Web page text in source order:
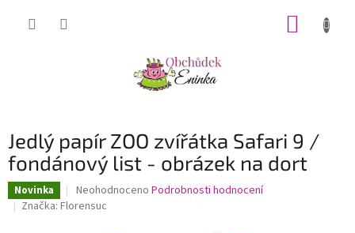
Jedlý papír ZOO zvířátka Safari 9 /
fondánový list - obrázek na dort
Novinka
Průměrné
hodnocení
Neohodnoceno Podrobnosti hodnocení
Značka: Florensuc